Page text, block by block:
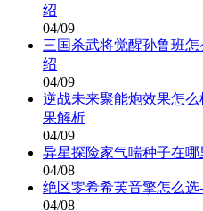
绍
04/09
三国杀武将觉醒孙鲁班
绍
04/09
逆战未来聚能炮效果怎
果解析
04/09
异星探险家气喘种子在
04/08
绝区零希希芙音擎怎么
04/08